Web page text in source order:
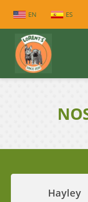
EN ES
Hayley